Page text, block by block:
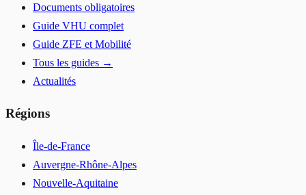
Documents obligatoires
Guide VHU complet
Guide ZFE et Mobilité
Tous les guides →
Actualités
Régions
Île-de-France
Auvergne-Rhône-Alpes
Nouvelle-Aquitaine